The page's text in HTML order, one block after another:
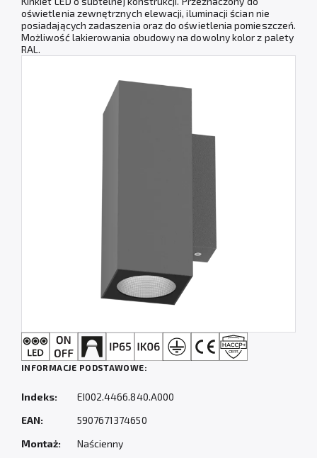
oświetlenia zewnętrznych elewacji, iluminacji ścian nie
posiadających zadaszenia oraz do oświetlenia pomieszczeń.
Możliwość lakierowania obudowy na dowolny kolor z palety
RAL.
INFORMACJE PODSTAWOWE:
Indeks:
EI002.4466.840.A000
EAN:
5907671374650
Montaż:
Naścienny